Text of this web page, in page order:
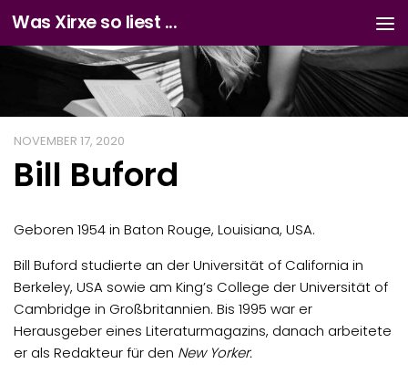
Zum Inhalt springen
Was Xirxe so liest ...
NOVEMBER 17, 2020
Bill Buford
Geboren 1954 in Baton Rouge, Louisiana, USA.
Bill Buford studierte an der Universität of California in
Berkeley, USA sowie am King’s College der Universität of
Cambridge in Großbritannien. Bis 1995 war er
Herausgeber eines Literaturmagazins, danach arbeitete
er als Redakteur für den New Yorker.